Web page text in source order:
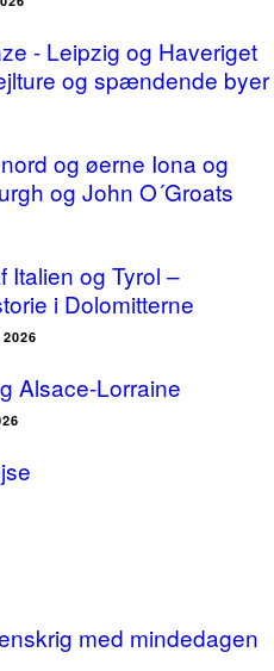
- Leipzig og Haveriget
og spændende byer
og øerne Iona og
og John O´Groats
Italien og Tyrol –
i Dolomitterne
Alsace-Lorraine
med mindedagen